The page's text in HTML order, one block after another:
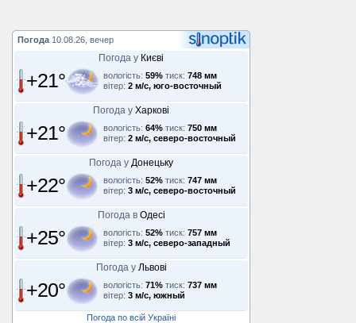
Погода 10.08.26, вечер
Погода у Києві
+21° вологість: 59% тиск: 748 мм
вітер: 2 м/с, юго-восточный
Погода у Харкові
+21° вологість: 64% тиск: 750 мм
вітер: 2 м/с, северо-восточный
Погода у Донецьку
+22° вологість: 52% тиск: 747 мм
вітер: 3 м/с, северо-восточный
Погода в Одесі
+25° вологість: 52% тиск: 757 мм
вітер: 3 м/с, северо-западный
Погода у Львові
+20° вологість: 71% тиск: 737 мм
вітер: 3 м/с, южный
Погода по всій Україні